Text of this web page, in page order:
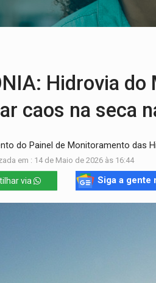
cerca de 1kg de ouro em
Hidrovia do
caos na seca
do Painel de Monitoramento das
em : 14 de Maio de 2026 às 16:44
via Siga a gente